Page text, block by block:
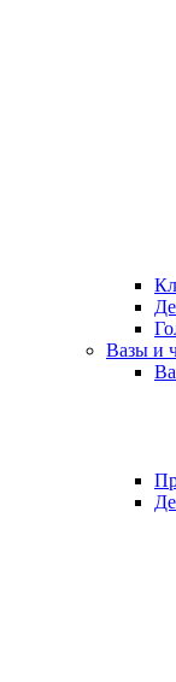
Вазы и